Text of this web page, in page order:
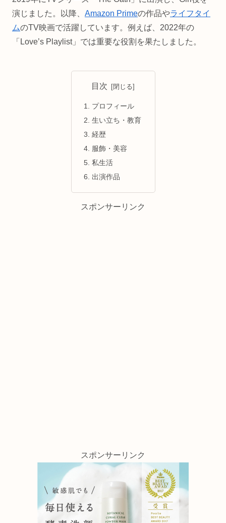
演じました。以降、 Amazon Primeの作品やライフタイ
ムのTV映画で活躍しています。例えば、2022年の
「Love’s Playlist」では重要な役割を果たしました。
目次
プロフィール
生い立ち・教育
経歴
服飾・美容
私生活
出演作品
スポンサーリンク
スポンサーリンク